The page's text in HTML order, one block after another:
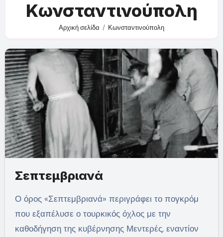
Κωνσταντινούπολη
Αρχική σελίδα Κωνσταντινούπολη
Σεπτεμβριανά
Ο όρος «Σεπτεμβριανά» περιγράφει το πογκρόμ
που εξαπέλυσε ο τουρκικός όχλος με την
καθοδήγηση της κυβέρνησης Μεντερές, εναντίον